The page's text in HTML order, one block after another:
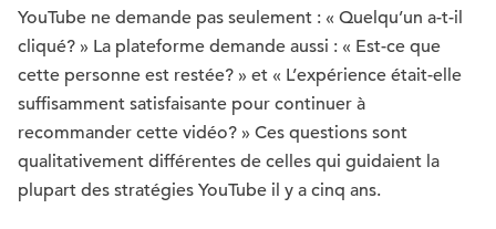
YouTube ne demande pas seulement : « Quelqu’un a-t-il
cliqué? » La plateforme demande aussi : « Est-ce que
cette personne est restée? » et « L’expérience était-elle
suffisamment satisfaisante pour continuer à
recommander cette vidéo? » Ces questions sont
qualitativement différentes de celles qui guidaient la
plupart des stratégies YouTube il y a cinq ans.